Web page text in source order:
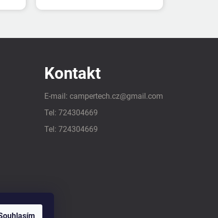
Kontakt
E-mail: campertech.cz@gmail.com
Tel: 724304669
Tel: 724304669